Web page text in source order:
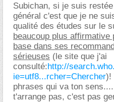
Subichan, si je suis
général c'est que je ne
qualité des études sur le
beaucoup plus
base dans ses
sérieuses (le site que j'ai
consulté:http://
ie=utf8...rcher=Chercher)!
phrases qui va ton
t'arrange pas, c'est pas